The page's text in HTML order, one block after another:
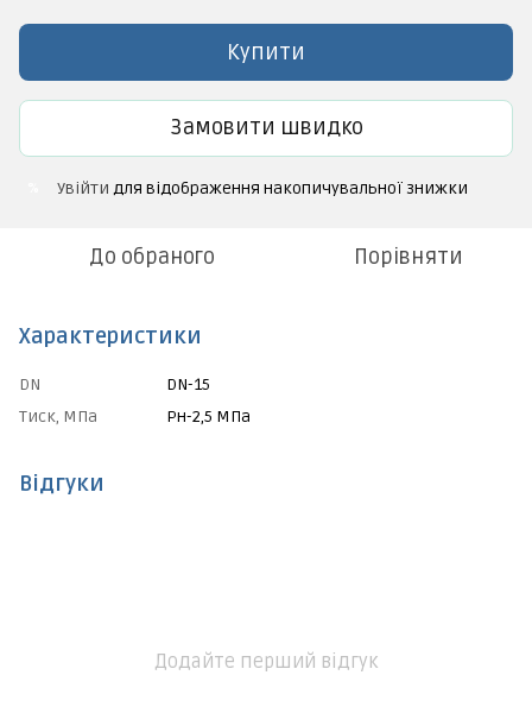
Купити
Замовити швидко
Увійти для відображення накопичувальної знижки
До обраного Порівняти
Характеристики
DN
DN-15
Тиск, МПа
Рн-2,5 МПа
Відгуки
Додайте перший відгук